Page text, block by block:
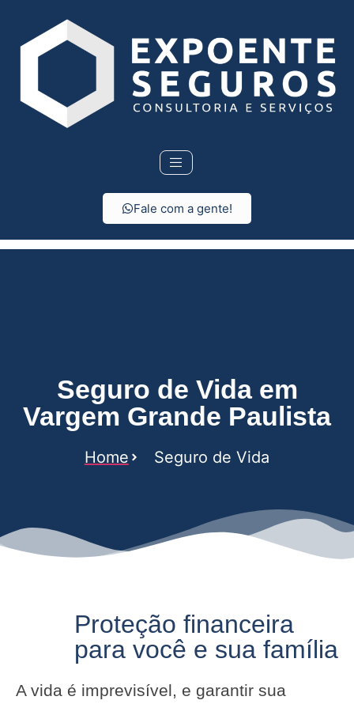
Fale com a gente!
Seguro de Vida em
Vargem Grande Paulista
Home Seguro de Vida
Proteção financeira
para você e sua família
A vida é imprevisível, e garantir sua